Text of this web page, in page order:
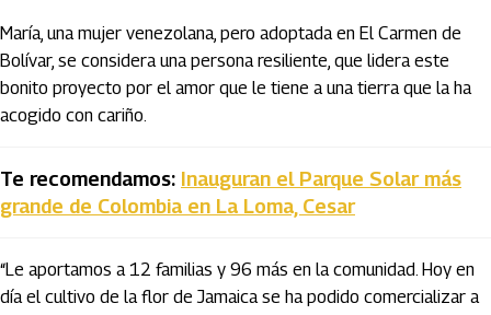
María, una mujer venezolana, pero adoptada en El Carmen de
Bolívar, se considera una persona resiliente, que lidera este
bonito proyecto por el amor que le tiene a una tierra que la ha
acogido con cariño.
Te recomendamos: Inauguran el Parque Solar más
grande de Colombia en La Loma, Cesar
“Le aportamos a 12 familias y 96 más en la comunidad. Hoy en
día el cultivo de la flor de Jamaica se ha podido comercializar a